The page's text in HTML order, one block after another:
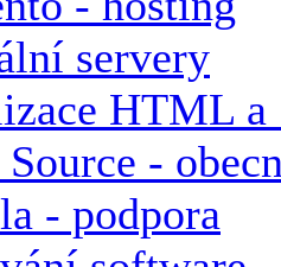
servery
HTML a
Source -
- podpora